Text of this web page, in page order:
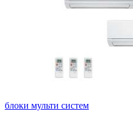
блоки мульти систем